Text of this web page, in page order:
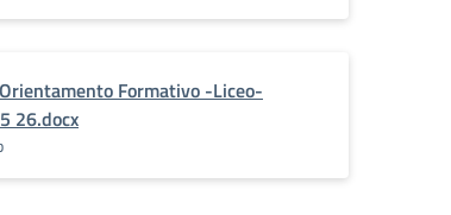
Formativo -Liceo-
26.docx